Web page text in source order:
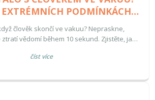
EXTRÉMNÍCH PODMÍNKÁCH
PROSTORU
člověk skončí ve vakuu? Nepraskne,
vědomí během 10 sekund. Zjistěte, jak
číst více